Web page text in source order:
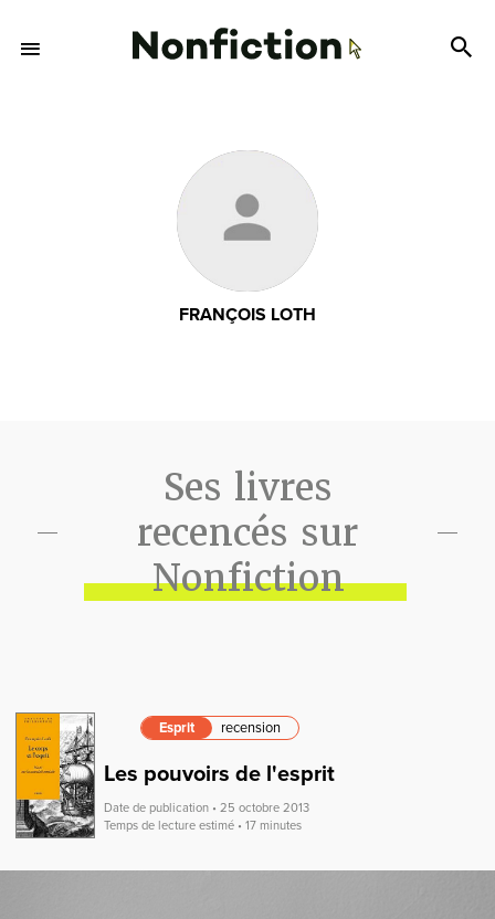
FRANÇOIS LOTH
Ses livres
recencés sur
Nonfiction
Esprit recension
Les pouvoirs de l'esprit
Date de publication • 25 octobre 2013
Temps de lecture estimé • 17 minutes